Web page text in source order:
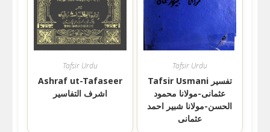
Tafsir Urdu
Ashraf ut-Tafaseer
اشرف التفاسیر
Tafsir Urdu
Tafsir Usmani تفسیر
عثمانی-مولانا محمود
الحسن-مولانا شبیر احمد
عثمانی